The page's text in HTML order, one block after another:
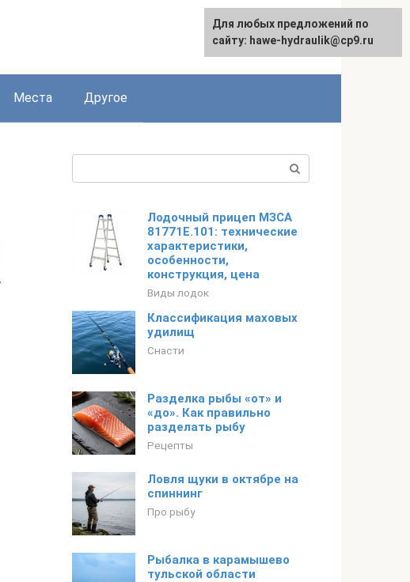
Места Другое
Лодочный прицеп МЗСА
81771Е.101: технические
характеристики,
особенности,
конструкция, цена
Виды лодок
Классификация маховых
удилищ
Снасти
Разделка рыбы «от» и
«до». Как правильно
разделать рыбу
Рецепты
Ловля щуки в октябре на
спиннинг
Про рыбу
Рыбалка в карамышево
тульской области
Для любых предложений по
сайту: hawe-hydraulik@cp9.ru